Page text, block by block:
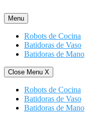
al
contenido
Menu
Robots de Cocina
Batidoras de Vaso
Batidoras de Mano
Close Menu X
Robots de Cocina
Batidoras de Vaso
Batidoras de Mano